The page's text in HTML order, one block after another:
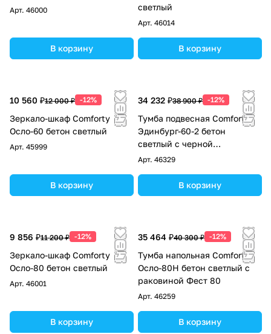
Арт. 46000
В корзину
светлый
Арт. 46014
В корзину
10 560 ₽12 000 ₽ -12%
Зеркало-шкаф Comforty
Осло-60 бетон светлый
Арт. 45999
В корзину
34 232 ₽38 900 ₽ -12%
Тумба подвесная Comforty
Эдинбург-60-2 бетон
светлый с черной
столешницей и раковиной
Арт. 46329
В корзину
9 856 ₽11 200 ₽ -12%
Зеркало-шкаф Comforty
Осло-80 бетон светлый
Арт. 46001
В корзину
35 464 ₽40 300 ₽ -12%
Тумба напольная Comforty
Осло-80Н бетон светлый с
раковиной Фест 80
Арт. 46259
В корзину